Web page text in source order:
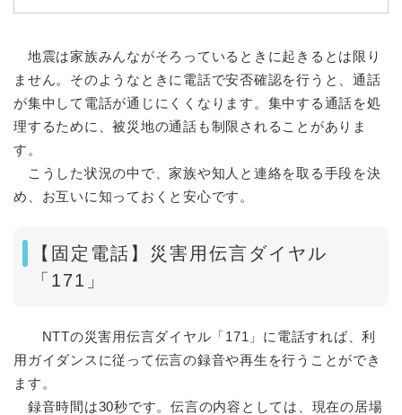
地震は家族みんながそろっているときに起きるとは限り
ません。そのようなときに電話で安否確認を行うと、通話
が集中して電話が通じにくくなります。集中する通話を処
理するために、被災地の通話も制限されることがありま
す。
こうした状況の中で、家族や知人と連絡を取る手段を決
め、お互いに知っておくと安心です。
【固定電話】災害用伝言ダイヤル
「171」
NTTの災害用伝言ダイヤル「171」に電話すれば、利
用ガイダンスに従って伝言の録音や再生を行うことができ
ます。
録音時間は30秒です。伝言の内容としては、現在の居場